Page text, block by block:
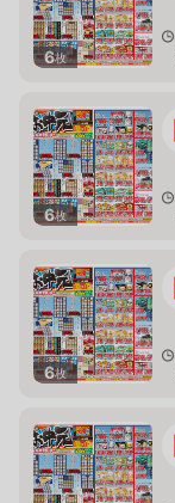
6枚
6枚
6枚